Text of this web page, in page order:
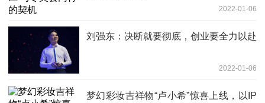
2022-01-06
刘强东：决断就要彻底，创业要全力以赴
2022-01-06
梦幻彩妆吉祥物“卢小希”惊喜上线，以IP